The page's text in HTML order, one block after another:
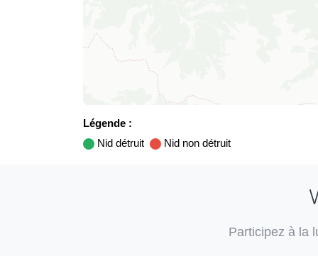
Légende :
Nid détruit
Nid non détruit
Participez à la